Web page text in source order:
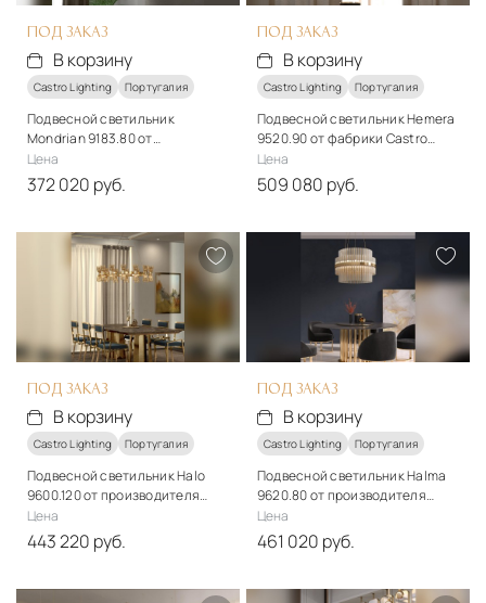
ПОД ЗАКАЗ
В корзину
Castro Lighting Португалия
Подвесной светильник
Mondrian 9183.80 от
производителя Castro Lighting
Цена
372 020 руб.
арт-деко
Металл, кристаллы
Подробнее
В корзину
ПОД ЗАКАЗ
В корзину
Castro Lighting Португалия
Подвесной светильник Hemera
9520.90 от фабрики Castro
Lighting
Цена
509 080 руб.
арт-деко
Подробнее
В корзину
ПОД ЗАКАЗ
В корзину
Castro Lighting Португалия
Подвесной светильник Halo
9600.120 от производителя
Castro Lighting
Цена
443 220 руб.
арт-деко
ПОД ЗАКАЗ
В корзину
Castro Lighting Португалия
Подвесной светильник Halma
9620.80 от производителя
Castro Lighting
Цена
461 020 руб.
арт-деко